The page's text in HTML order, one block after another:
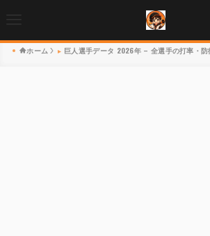
ホーム 巨人選手データ 2026年 – 全選手の打率・